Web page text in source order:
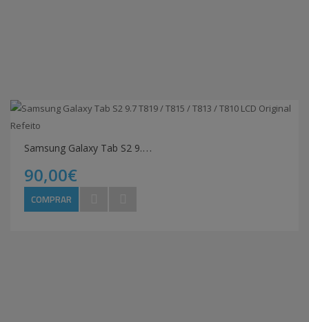
S
amsung Galaxy Tab S2 9.7 T819 / T815 / T813 / T810 LCD Original Refeito
90,00€
COMPRAR